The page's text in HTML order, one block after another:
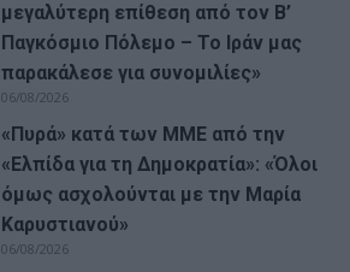
μεγαλύτερη επίθεση από τον Β’
Παγκόσμιο Πόλεμο – Το Ιράν μας
παρακάλεσε για συνομιλίες»
06/08/2026
«Πυρά» κατά των ΜΜΕ από την
«Ελπίδα για τη Δημοκρατία»: «Όλοι
όμως ασχολούνται με την Μαρία
Καρυστιανού»
06/08/2026